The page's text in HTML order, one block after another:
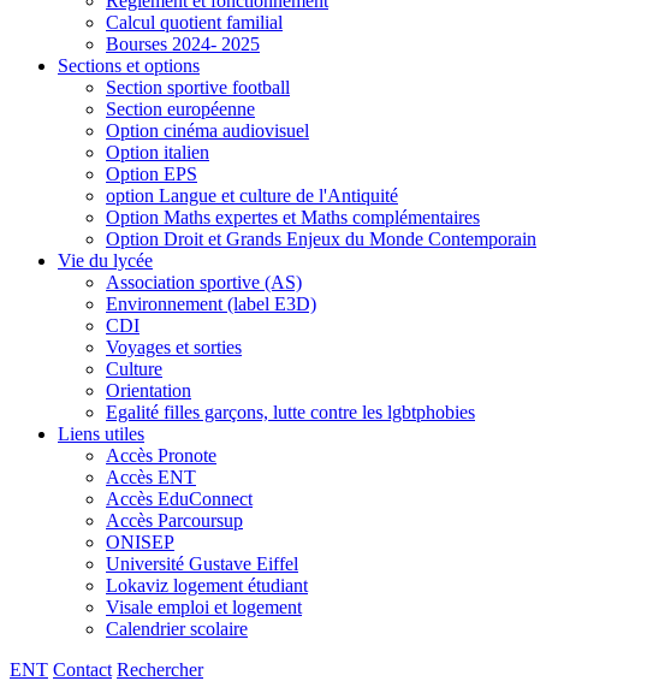
Calcul quotient familial
Bourses 2024- 2025
Sections et options
Section sportive football
Section européenne
Option cinéma audiovisuel
Option italien
Option EPS
option Langue et culture de l'Antiquité
Option Maths expertes et Maths complémentaires
Option Droit et Grands Enjeux du Monde Contemporain
Vie du lycée
Association sportive (AS)
Environnement (label E3D)
CDI
Voyages et sorties
Culture
Orientation
Egalité filles garçons, lutte contre les lgbtphobies
Liens utiles
Accès Pronote
Accès ENT
Accès EduConnect
Accès Parcoursup
ONISEP
Université Gustave Eiffel
Lokaviz logement étudiant
Visale emploi et logement
Calendrier scolaire
ENT Contact Rechercher